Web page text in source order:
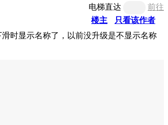
电梯直达
前往
楼主
只看该作者
时显示名称了，以前没升级是不显示名称